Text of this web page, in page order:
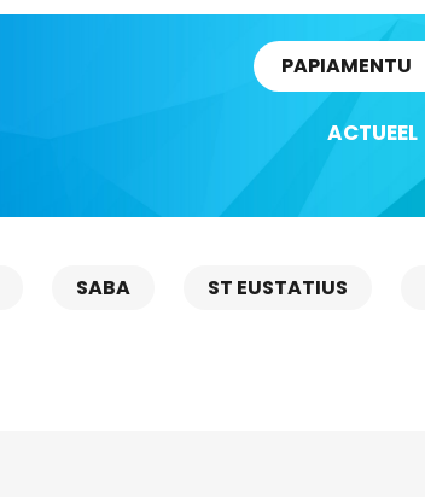
PAPIAMENTU
ACTUEEL
SABA ST EUSTATIUS